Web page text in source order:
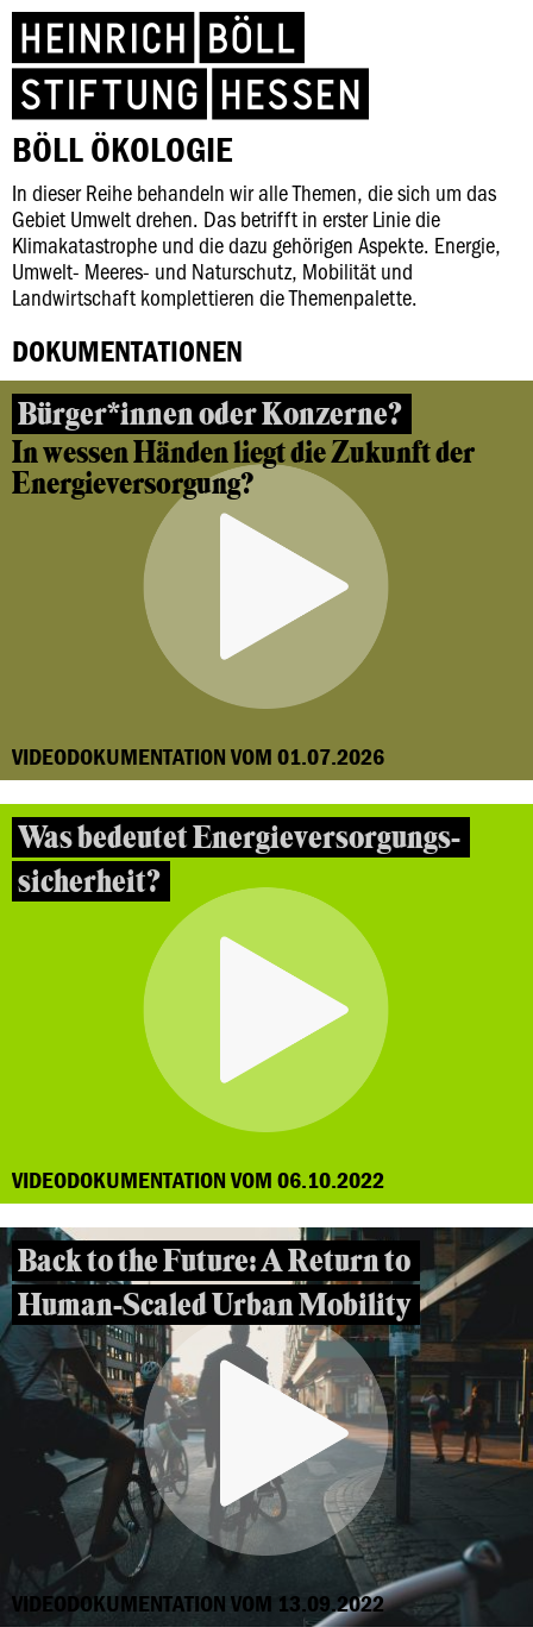
BÖLL ÖKOLOGIE
In dieser Reihe behandeln wir alle Themen, die sich um das
Gebiet Umwelt drehen. Das betrifft in erster Linie die
Klimakatastrophe und die dazu gehörigen Aspekte. Energie,
Umwelt- Meeres- und Naturschutz, Mobilität und
Landwirtschaft komplettieren die Themenpalette.
DOKUMENTATIONEN
Bürger*innen oder Konzerne?
In wessen Händen liegt die Zukunft der
Energieversorgung?
VIDEODOKUMENTATION VOM 01.07.2026
Was bedeutet Energieversorgungs-
sicherheit?
VIDEODOKUMENTATION VOM 06.10.2022
Back to the Future: A Return to
Human-Scaled Urban Mobility
VIDEODOKUMENTATION VOM 13.09.2022